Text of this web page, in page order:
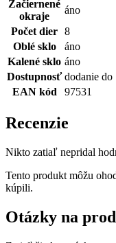
Začiernené
okraje
áno
Počet dier 8
Oblé sklo
áno
Kalené sklo áno
Dostupnosť dodanie
EAN kód
97531
Recenzie
Nikto zatiaľ nepridal
Tento produkt môžu
kúpili.
Otázky na